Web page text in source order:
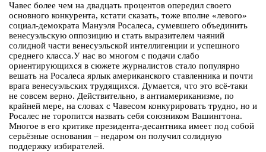
Чавес более чем на двадцать процентов опередил своего
основного конкурента, кстати сказать, тоже вполне «левого»
социал-демократа Мануэля Росалеса, сумевшего объединить
венесуэльскую оппозицию и стать выразителем чаяний
солидной части венесуэльской интеллигенции и успешного
среднего класса.У нас во многом с подачи слабо
ориентирующихся в сюжете журналистов стало популярно
вешать на Росалеса ярлык американского ставленника и почти
врага венесуэльских трудящихся. Думается, что это всё-таки
не совсем верно. Действительно, в антиамериканизме, по
крайней мере, на словах с Чавесом конкурировать трудно, но и
Росалес не торопится назвать себя союзником Вашингтона.
Многое в его критике президента-десантника имеет под собой
серьёзные основания – недаром он получил солидную
поддержку избирателей.